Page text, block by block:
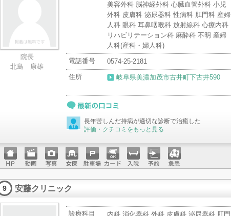
院長
北島 康雄
美容外科 脳神経外科 心臓血管外科 小児
外科 皮膚科 泌尿器科 性病科 肛門科 産婦
人科 眼科 耳鼻咽喉科 放射線科 心療内科
リハビリテーション科 麻酔科 不明 産婦
人科(産科・婦人科)
電話番号
0574-25-2181
住所
岐阜県美濃加茂市古井町下古井590
最新の口コミ長年苦しんだ持病が適切な診断で治癒した
評価・クチコミをもっと見る
ホーム
ページ
動画 写真 女医 駐車場クレジ
ットカ
入院 予約 急患
9 安藤クリニック
診療科目
内科 消化器科 外科 皮膚科 泌尿器科 肛門